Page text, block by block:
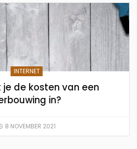
INTERNET
je de kosten van een
in?
8 NOVEMBER 2021